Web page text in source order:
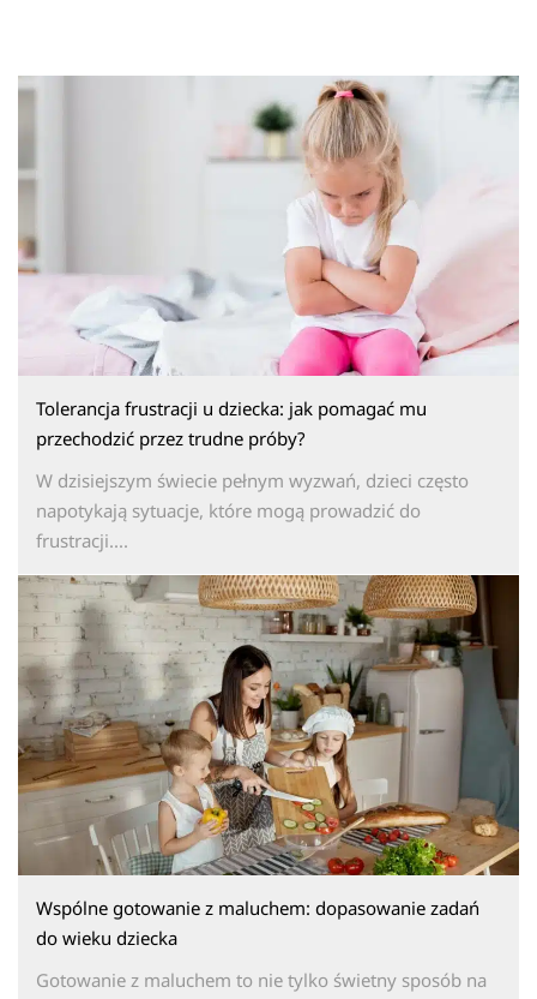
Tolerancja frustracji u dziecka: jak pomagać mu
przechodzić przez trudne próby?
W dzisiejszym świecie pełnym wyzwań, dzieci często
napotykają sytuacje, które mogą prowadzić do
frustracji....
Wspólne gotowanie z maluchem: dopasowanie zadań
do wieku dziecka
Gotowanie z maluchem to nie tylko świetny sposób na